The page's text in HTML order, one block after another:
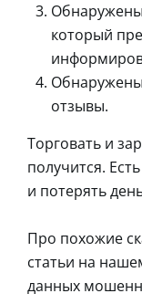
Обнаружены
который
отзывы.
Торговать и
получится.
и потерять
Про похожие
статьи на
данных